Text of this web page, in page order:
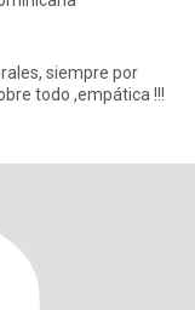
siempre por
encima de lo normal; Temerosa de Dios y sobre todo ,empática !!!